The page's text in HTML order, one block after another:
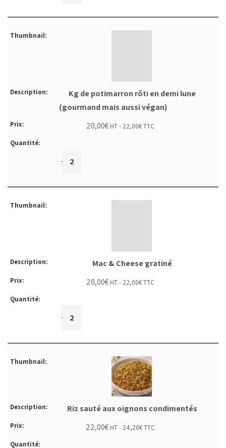
Kg de potimarron rôti en demi lune
(gourmand mais aussi végan)
20,00€ HT - 22,00€TTC
+
Mac & Cheese gratiné
20,00€ HT - 22,00€TTC
+
Riz sauté aux oignons condimentés
22,00€ HT - 24,20€TTC